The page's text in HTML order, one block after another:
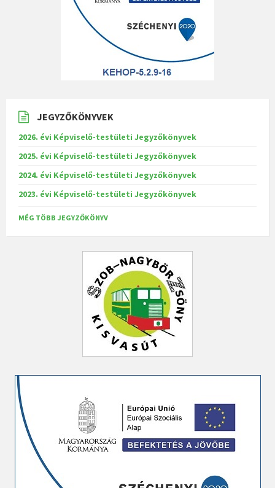
JEGYZŐKÖNYVEK
2026. évi Képviselő-testületi Jegyzőkönyvek
2025. évi Képviselő-testületi Jegyzőkönyvek
2024. évi Képviselő-testületi Jegyzőkönyvek
2023. évi Képviselő-testületi Jegyzőkönyvek
MÉG TÖBB JEGYZŐKÖNYV